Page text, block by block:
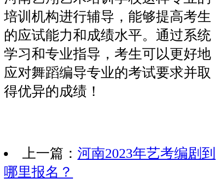
培训机构进行辅导，能够提高考生
的应试能力和成绩水平。通过系统
学习和专业指导，考生可以更好地
应对舞蹈编导专业的考试要求并取
得优异的成绩！
上一篇： 河南2023年艺考编剧到
哪里报名？